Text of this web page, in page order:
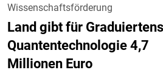
Wissenschaftsförderung
Land gibt für
Quantentechnologie 4,7
Millionen Euro